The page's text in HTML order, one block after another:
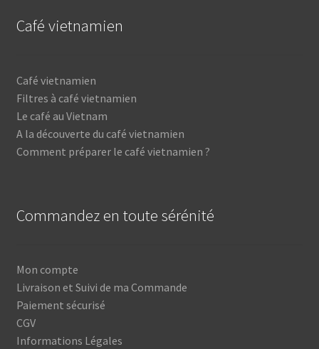
Café vietnamien
Café vietnamien
Filtres à café vietnamien
Le café au Vietnam
A la découverte du café vietnamien
Comment préparer le café vietnamien ?
Commandez en toute sérénité
Mon compte
Livraison et Suivi de ma Commande
Paiement sécurisé
CGV
Informations Légales